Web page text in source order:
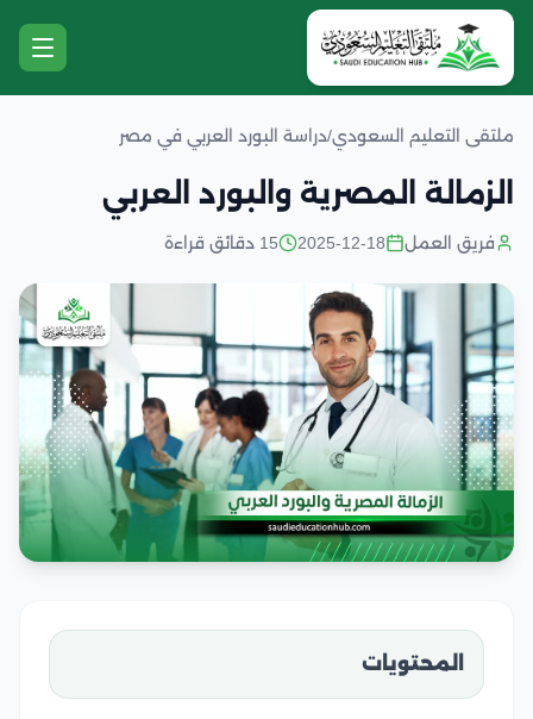
ملتقى التعليم السعودي/دراسة البورد العربي في مصر
الزمالة المصرية والبورد العربي
فريق العمل 2025-12-18 15 دقائق قراءة
المحتويات